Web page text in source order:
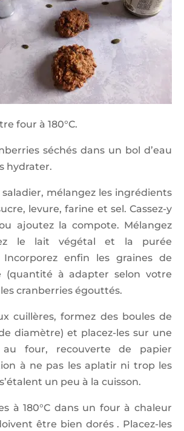
four à 180°C.
séchés dans un bol d’eau
hydrater.
mélangez les ingrédients
levure, farine et sel. Cassez-y
ajoutez la compote. Mélangez
le lait végétal et la purée
Incorporez enfin les graines de
(quantité à adapter selon votre
cranberries égouttés.
cuillères, formez des boules de
diamètre) et placez-les sur une
four, recouverte de papier
à ne pas les aplatir ni trop les
un peu à la cuisson.
à 180°C dans un four à chaleur
être bien dorés . Placez-les